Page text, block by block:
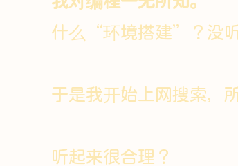
什么“环境搭建”？没听
于是我开始上网搜索，
听起来很合理？